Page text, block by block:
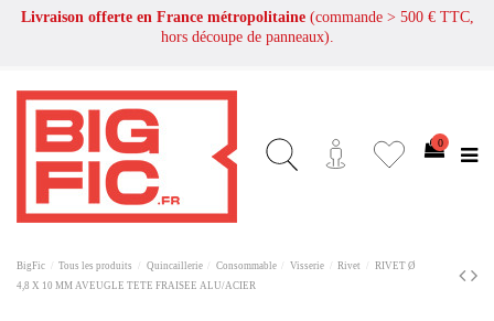
Livraison offerte en France métropolitaine (commande > 500 € TTC,
hors découpe de panneaux).
0
BigFic Tous les produits Quincaillerie Consommable Visserie Rivet
RIVET Ø
4,8 X 10 MM AVEUGLE TETE FRAISEE ALU/ACIER